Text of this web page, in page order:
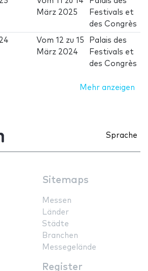
März 2025
Festivals et
des Congrès
Vom12 zu15
März 2024
Palais des
Festivals et
des Congrès
Mehr anzeigen
Sprache
Sitemaps
Messen
Länder
Städte
Branchen
Messegelände
Register